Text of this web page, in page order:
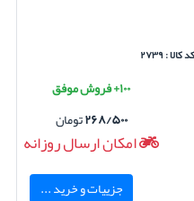
کد کالا : ۲۷۳۹
۱۰۰+ فروش موفق
۲۶۸/۵۰۰تومان
امکان ارسال روزانه
جزییات و خرید ...